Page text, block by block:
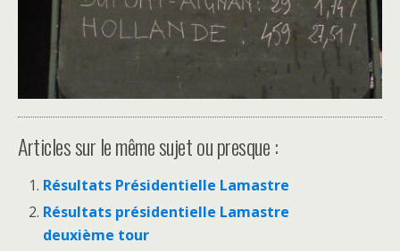
Articles sur le même sujet ou presque :
Résultats Présidentielle Lamastre
Résultats présidentielle Lamastre
deuxième tour